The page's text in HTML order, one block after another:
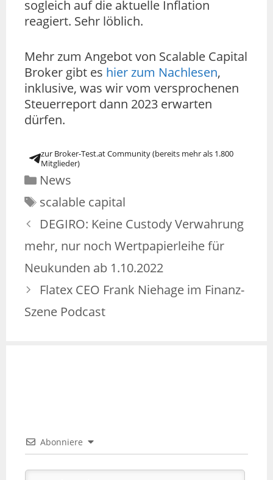
sogleich auf die aktuelle Inflation
reagiert. Sehr löblich.
Mehr zum Angebot von Scalable Capital
Broker gibt es hier zum Nachlesen,
inklusive, was wir vom versprochenen
Steuerreport dann 2023 erwarten
dürfen.
zur Broker-Test.at Community (bereits mehr als 1.800
Mitglieder)
News
scalable capital
DEGIRO: Keine Custody Verwahrung
mehr, nur noch Wertpapierleihe für
Neukunden ab 1.10.2022
Flatex CEO Frank Niehage im Finanz-
Szene Podcast
Abonniere